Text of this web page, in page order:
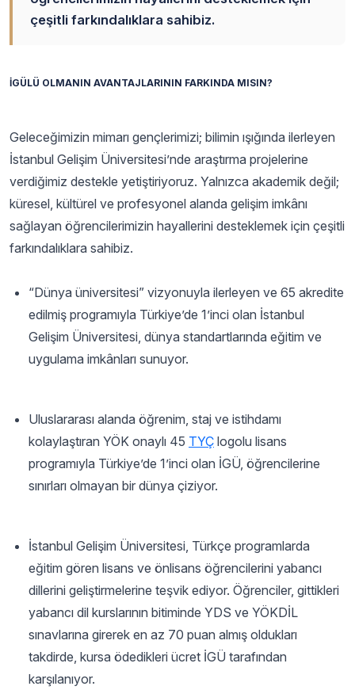
çeşitli farkındalıklara sahibiz.
İGÜLÜ OLMANIN AVANTAJLARININ FARKINDA MISIN?
Geleceğimizin mimarı gençlerimizi; bilimin ışığında ilerleyen
İstanbul Gelişim Üniversitesi’nde araştırma projelerine
verdiğimiz destekle yetiştiriyoruz. Yalnızca akademik değil;
küresel, kültürel ve profesyonel alanda gelişim imkânı
sağlayan öğrencilerimizin hayallerini desteklemek için çeşitli
farkındalıklara sahibiz.
“Dünya üniversitesi” vizyonuyla ilerleyen ve 65 akredite
edilmiş programıyla Türkiye’de 1’inci olan İstanbul
Gelişim Üniversitesi, dünya standartlarında eğitim ve
uygulama imkânları sunuyor.
Uluslararası alanda öğrenim, staj ve istihdamı
kolaylaştıran YÖK onaylı 45 TYÇ logolu lisans
programıyla Türkiye’de 1’inci olan İGÜ, öğrencilerine
sınırları olmayan bir dünya çiziyor.
İstanbul Gelişim Üniversitesi, Türkçe programlarda
eğitim gören lisans ve önlisans öğrencilerini yabancı
dillerini geliştirmelerine teşvik ediyor. Öğrenciler, gittikleri
yabancı dil kurslarının bitiminde YDS ve YÖKDİL
sınavlarına girerek en az 70 puan almış oldukları
takdirde, kursa ödedikleri ücret İGÜ tarafından
karşılanıyor.